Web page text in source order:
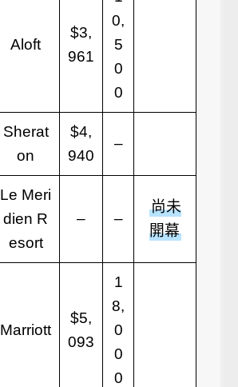
Aloft
$3,
961
0,
5
0
0
Sherat
on
$4,
940
–
Le Meri
dien R
esort
– –
尚未
開幕
Marriott
$5,
093
1
8,
0
0
0